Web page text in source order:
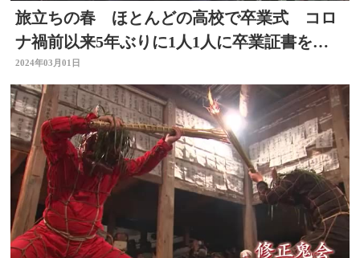
旅立ちの春 ほとんどの高校で卒業式 コロ
ナ禍前以来5年ぶりに1人1人に卒業証書を手
渡し 大分
2024年03月01日